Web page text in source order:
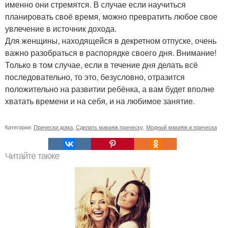
именно они стремятся. В случае если научиться
планировать своё время, можно превратить любое свое
увлечение в источник дохода.
Для женщины, находящейся в декретном отпуске, очень
важно разобраться в распорядке своего дня. Внимание!
Только в том случае, если в течение дня делать всё
последовательно, то это, безусловно, отразится
положительно на развитии ребёнка, а вам будет вполне
хватать времени и на себя, и на любимое занятие.
Категории: Прически дома Сделать макияж прическу Модный макияж и прическа
Читайте также